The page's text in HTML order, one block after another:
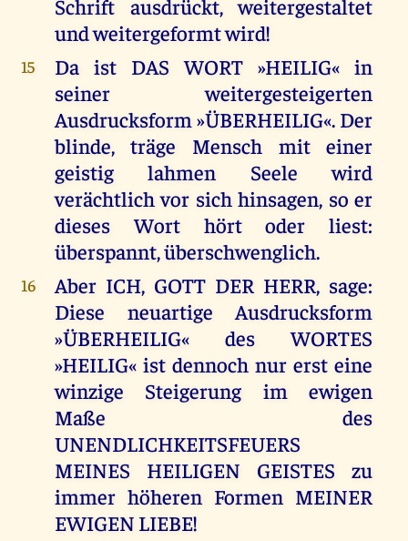
Schrift ausdrückt, weitergestaltet
und weitergeformt wird!
15
Da ist DAS WORT »HEILIG« in
seiner weitergesteigerten
Ausdrucksform »ÜBERHEILIG«. Der
blinde, träge Mensch mit einer
geistig lahmen Seele wird
verächtlich vor sich hinsagen, so er
dieses Wort hört oder liest:
überspannt, überschwenglich.
16
Aber ICH, GOTT DER HERR, sage:
Diese neuartige Ausdrucksform
»ÜBERHEILIG« des WORTES
»HEILIG« ist dennoch nur erst eine
winzige Steigerung im ewigen
Maße des
UNENDLICHKEITSFEUERS
MEINES HEILIGEN GEISTES zu
immer höheren Formen MEINER
EWIGEN LIEBE!